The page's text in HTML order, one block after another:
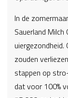
In de
Sauerland
zouden
stappen op
dat voor 100%